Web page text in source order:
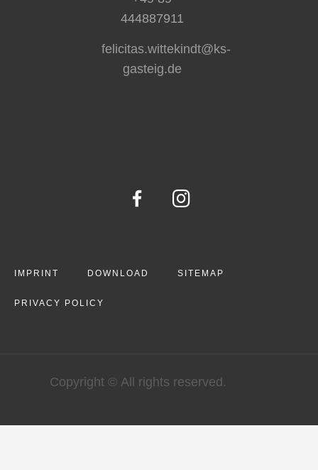
444887911
felicitas.wittekindt@ks-
gasteig.de
IMPRINT DOWNLOAD SITEMAP
PRIVACY POLICY
Copyright © All rights reserved.